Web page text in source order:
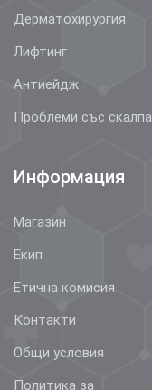
Дерматохирургия
Лифтинг
Антиейдж
Проблеми със скалпа
Информация
Магазин
Екип
Етична комисия
Контакти
Общи условия
Политика за